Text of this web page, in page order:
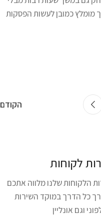
מומלץ כמובן לעשות הפסקות
הקודם
לקוחות
הלקוחות שלנו מלווה אתכם
כל הדרך במוקד השירות
וגם אונליין